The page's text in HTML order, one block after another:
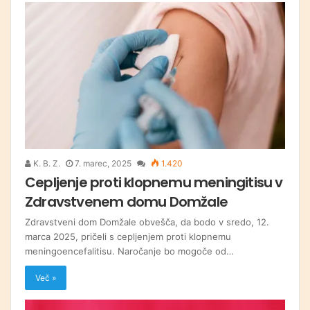
K. B. Z. 7. marec, 2025 1.420
Cepljenje proti klopnemu meningitisu v
Zdravstvenem domu Domžale
Zdravstveni dom Domžale obvešča, da bodo v sredo, 12.
marca 2025, pričeli s cepljenjem proti klopnemu
meningoencefalitisu. Naročanje bo mogoče od…
Več »